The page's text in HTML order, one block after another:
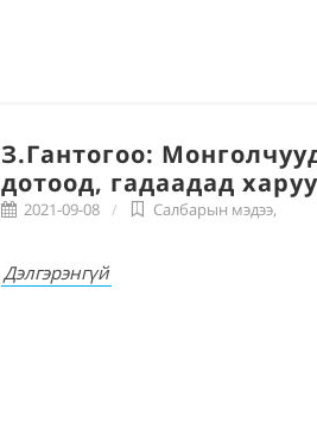
З.Гантогоо:
дотоод, гадаадад
2021-09-08 Салбарын мэдээ,
Дэлгэрэнгүй